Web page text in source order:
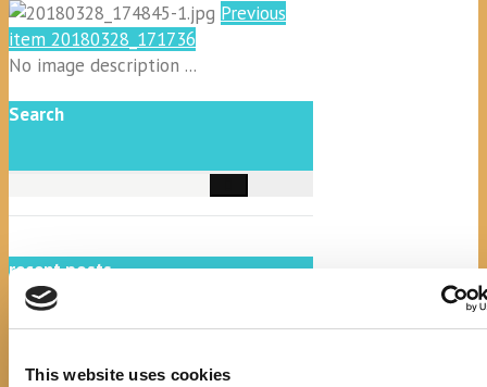
This website uses cookies
Previous
item 20180328_171736
No image description ...
Search
recent posts